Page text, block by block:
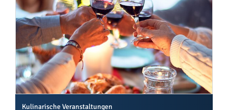
Kulinarische Veranstaltungen